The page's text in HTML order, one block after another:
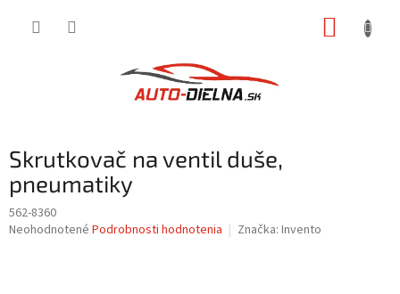
Skrutkovač na ventil duše,
pneumatiky
562-8360
Priemerné
Neohodnotené Podrobnosti hodnotenia Značka: Invento